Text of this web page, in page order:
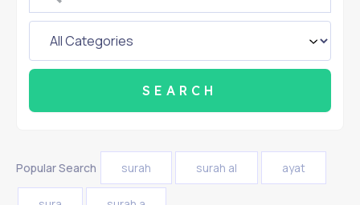
Popular Search surah surah al ayat